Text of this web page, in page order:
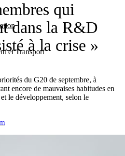
et Transport
qui
dans la R&D
à la crise »
du G20 de septembre, à
encore de mauvaises habitudes en
le développement, selon le